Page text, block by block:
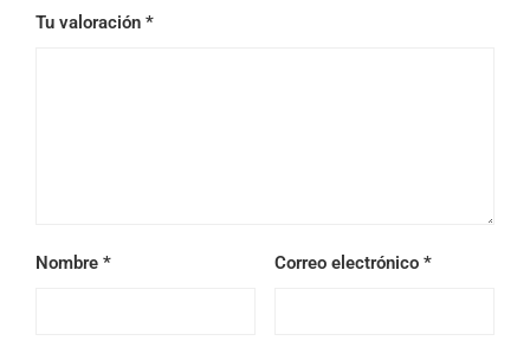
Tu valoración *
Nombre * Correo electrónico *